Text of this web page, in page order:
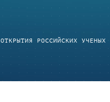
ОТКРЫТИЯ РОССИЙСКИХ УЧЕНЫХ